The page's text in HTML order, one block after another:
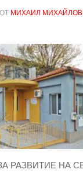
ОТ МИХАИЛ МИХАЙЛОВ
РАЗВИТИЕ НА